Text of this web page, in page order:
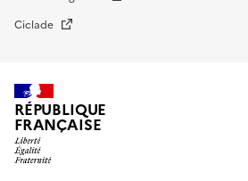
Ciclade
RÉPUBLIQUE
FRANÇAISE